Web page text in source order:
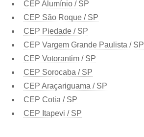
CEP Alumínio / SP
CEP São Roque / SP
CEP Piedade / SP
CEP Vargem Grande Paulista / SP
CEP Votorantim / SP
CEP Sorocaba / SP
CEP Araçariguama / SP
CEP Cotia / SP
CEP Itapevi / SP